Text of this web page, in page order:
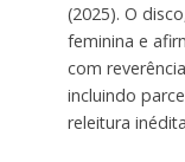
(2025). O
feminina e
com
incluindo
releitura